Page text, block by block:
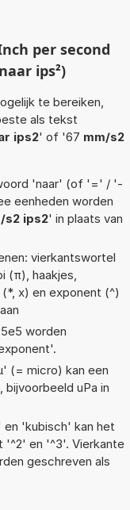
per second
ips²)
te bereiken,
als tekst
ips2' of '67 mm/s2
'naar' (of '=' / '-
eenheden worden
s2 ips2' in plaats van
vierkantswortel
(π), haakjes,
x) en exponent (^)
worden
(= micro) kan een
uPa in
'kubisch' kan het
'^2' en '^3'. Vierkante
geschreven als